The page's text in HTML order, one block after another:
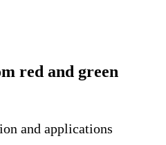
red and green
and applications